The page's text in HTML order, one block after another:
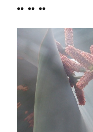
.. .. ..